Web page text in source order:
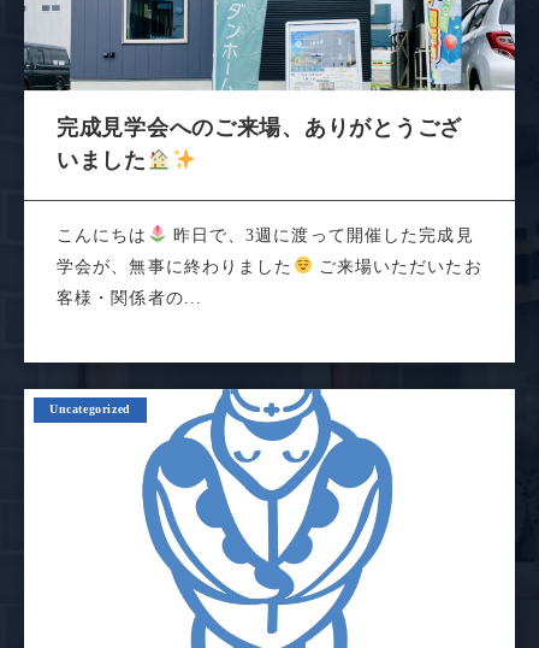
完成見学会へのご来場、ありがとうござ
いました
こんにちは
昨日で、3週に渡って開催した完成見
学会が、無事に終わりました
ご来場いただいたお
客様・関係者の...
Uncategorized